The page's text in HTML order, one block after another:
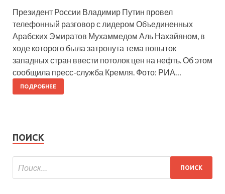
Президент России Владимир Путин провел
телефонный разговор с лидером Объединенных
Арабских Эмиратов Мухаммедом Аль Нахайяном, в
ходе которого была затронута тема попыток
западных стран ввести потолок цен на нефть. Об этом
сообщила пресс-служба Кремля. Фото: РИА…
ПОДРОБНЕЕ
ПОИСК